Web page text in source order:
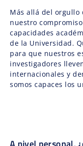
Más allá del orgullo
nuestro
capacidades
de la Universidad.
para que nuestros
investigadores
internacionales y
somos capaces los